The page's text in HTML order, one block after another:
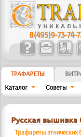
8(495)9-73-74-
ТРАФАРЕТЫ
Каталог
Советы
Русская вышивка
Трафареты